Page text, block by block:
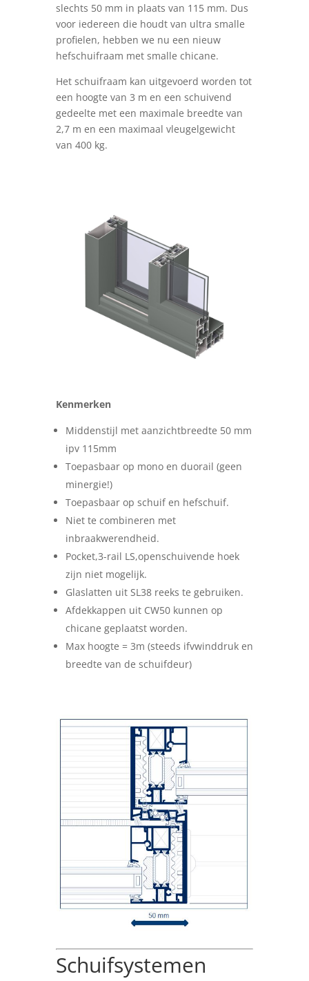
slechts 50 mm in plaats van 115 mm. Dus
voor iedereen die houdt van ultra smalle
profielen, hebben we nu een nieuw
hefschuifraam met smalle chicane.
Het schuifraam kan uitgevoerd worden tot
een hoogte van 3 m en een schuivend
gedeelte met een maximale breedte van
2,7 m en een maximaal vleugelgewicht
van 400 kg.
Kenmerken
Middenstijl met aanzichtbreedte 50 mm
ipv 115mm
Toepasbaar op mono en duorail (geen
minergie!)
Toepasbaar op schuif en hefschuif.
Niet te combineren met
inbraakwerendheid.
Pocket,3-rail LS,openschuivende hoek
zijn niet mogelijk.
Glaslatten uit SL38 reeks te gebruiken.
Afdekkappen uit CW50 kunnen op
chicane geplaatst worden.
Max hoogte = 3m (steeds ifvwinddruk en
breedte van de schuifdeur)
Schuifsystemen